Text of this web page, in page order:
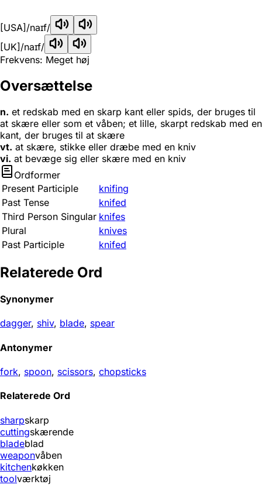
[USA] /naɪf/
[UK] /naɪf/
Frekvens: Meget høj
Oversættelse
n. et redskab med en skarp kant eller spids, der bruges til
at skære eller som et våben; et lille, skarpt redskab med en
kant, der bruges til at skære
vt. at skære, stikke eller dræbe med en kniv
vi. at bevæge sig eller skære med en kniv
Ordformer
Present Participle
knifing
Past Tense
knifed
Third Person Singular knifes
Plural
knives
Past Participle
knifed
Relaterede Ord
Synonymer
dagger, shiv, blade, spear
Antonymer
fork, spoon, scissors, chopsticks
Relaterede Ord
sharpskarp
cuttingskærende
bladeblad
weaponvåben
kitchenkøkken
toolværktøj